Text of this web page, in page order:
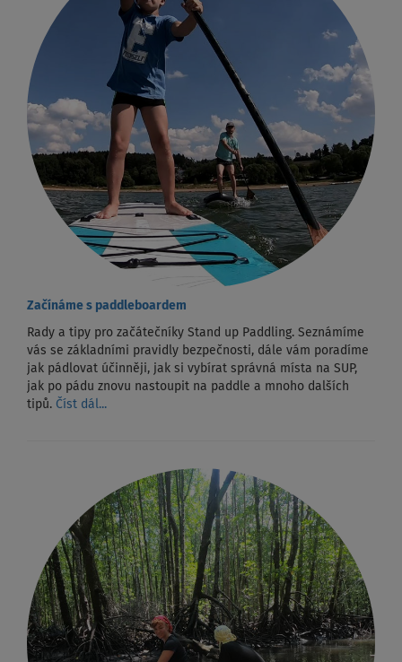
Začínáme s paddleboardem
Rady a tipy pro začátečníky Stand up Paddling. Seznámíme
vás se základními pravidly bezpečnosti, dále vám poradíme
jak pádlovat účinněji, jak si vybírat správná místa na SUP,
jak po pádu znovu nastoupit na paddle a mnoho dalších
tipů. Číst dál...